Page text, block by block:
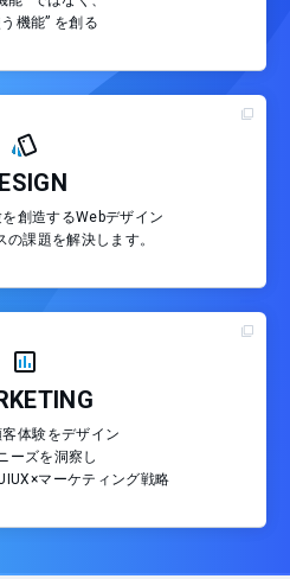
機能” を創る
創造するWebデザイン
課題を解決します。
体験をデザイン
ーズを洞察し
マーケティング戦略